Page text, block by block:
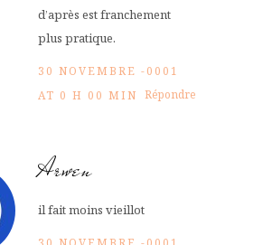
d’après est franchement
plus pratique.
30 NOVEMBRE -0001
AT 0 H 00 MIN Répondre
Arwen
il fait moins vieillot